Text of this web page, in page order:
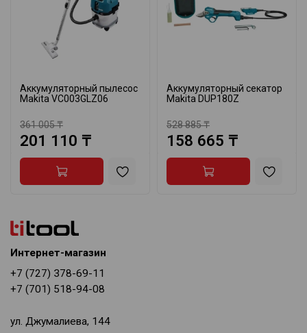
Аккумуляторный пылесос
Makita VC003GLZ06
361 005 ₸
201 110 ₸
Аккумуляторный секатор
Makita DUP180Z
528 885 ₸
158 665 ₸
Интернет-магазин
+7 (727) 378-69-11
+7 (701) 518-94-08
ул. Джумалиева, 144